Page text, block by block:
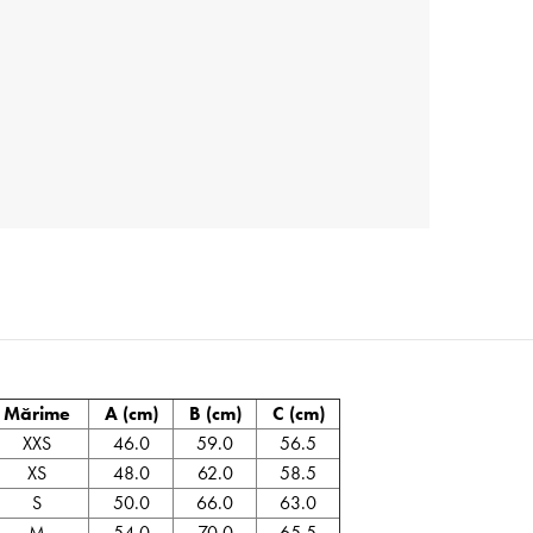
Mărime A (cm) B (cm)
C (cm)
XXS
46.0 59.0
56.5
XS
48.0 62.0
58.5
S
50.0 66.0
63.0